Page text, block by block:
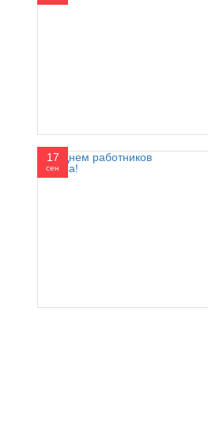
17
сен